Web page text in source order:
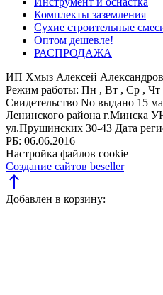
Комплекты заземления
Сухие строительные
Оптом дешевле!
РАСПРОДАЖА
ИП Хмыз Алексей
Режим работы: Пн , Вт , Ср , Чт
Свидетельство No выдано 15
Ленинского района г.Минска
ул.Прушинских 30-43 Дата
РБ: 06.06.2016
Настройка файлов cookie
Создание сайтов beseller
north
Добавлен в корзину: